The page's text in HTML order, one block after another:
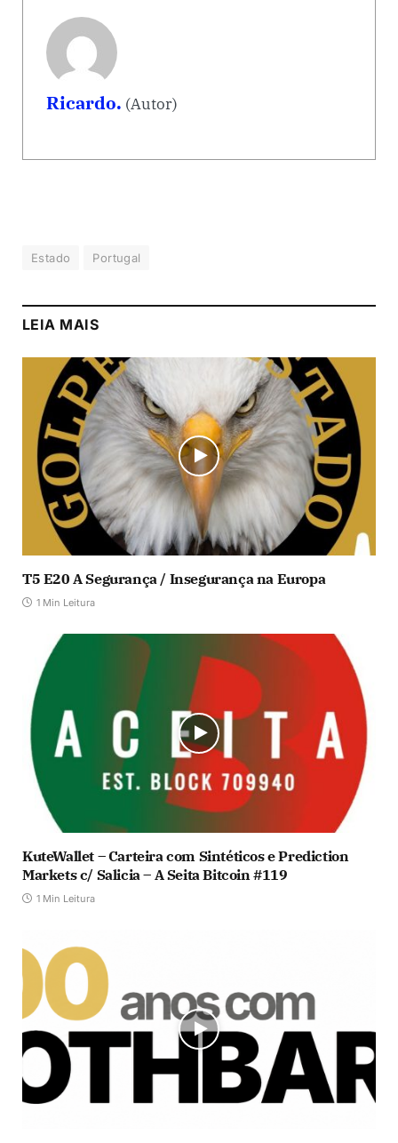
Ricardo. (Autor)
Estado Portugal
LEIA MAIS
T5 E20 A Segurança / Insegurança na Europa
1 Min Leitura
KuteWallet – Carteira com Sintéticos e Prediction
Markets c/ Salicia – A Seita Bitcoin #119
1 Min Leitura